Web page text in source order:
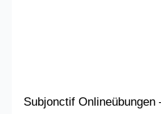
Subjonctif